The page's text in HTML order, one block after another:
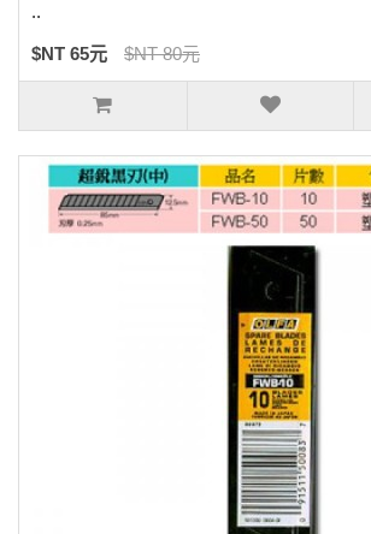
..
$NT 65元 $NT 80元